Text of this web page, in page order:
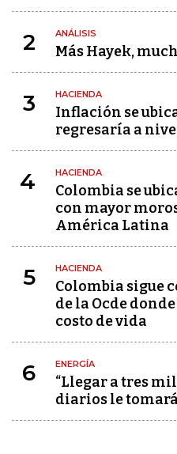
2 ANÁLISIS
Más Hayek,
3 HACIENDA
Inflación se
regresaría a
4 HACIENDA
Colombia se
con mayor
América Latina
5 HACIENDA
Colombia sigue
de la Ocde
costo de vida
6 ENERGÍA
“Llegar a tres
diarios le tomará